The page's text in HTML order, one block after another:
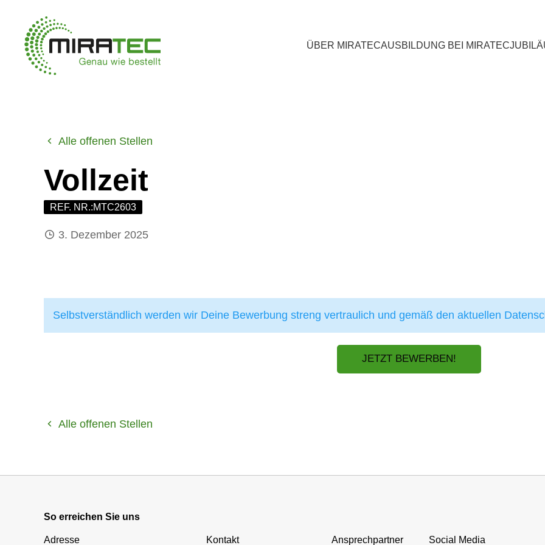
ÜBER MIRATECAUSBILDUNG BEI MIRATEC
Alle offenen Stellen
Vollzeit
REF. NR.:MTC2603
3. Dezember 2025
Selbstverständlich werden wir Deine Bewerbung streng vertraulich und gemäß den aktuellen
JETZT BEWERBEN!
Alle offenen Stellen
So erreichen Sie uns
Adresse Kontakt Ansprechpartner Social Media